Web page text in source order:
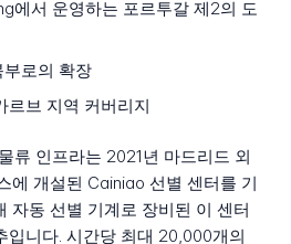
에서 운영하는 포르투갈 제2의 도
로의 확장
르브 지역 커버리지
류 인프라는 2021년 마드리드 외
에 개설된 Cainiao 선별 센터를 기
자동 선별 기계로 장비된 이 센터
입니다. 시간당 최대 20,000개의